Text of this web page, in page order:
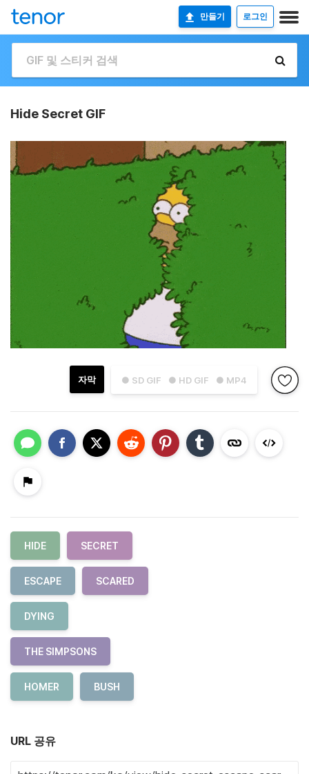
만들기 로그인
Hide Secret GIF
● SD GIF ● HD GIF ● MP4
자막
HIDE SECRET
ESCAPE SCARED
DYING
THE SIMPSONS
HOMER BUSH
URL 공유